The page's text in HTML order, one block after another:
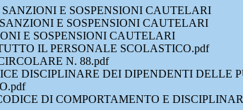
E SOSPENSIONI CAUTELARI
E SOSPENSIONI CAUTELARI
E SOSPENSIONI CAUTELARI
IL PERSONALE SCOLASTICO.pdf
N. 88.pdf
DISCIPLINARE DEI DIPENDENTI DELLE
DI COMPORTAMENTO E